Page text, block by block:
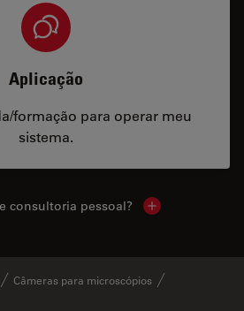
Aplicação
formação para operar meu
sistema.
consultoria pessoal? Show local
Câmeras para microscópios